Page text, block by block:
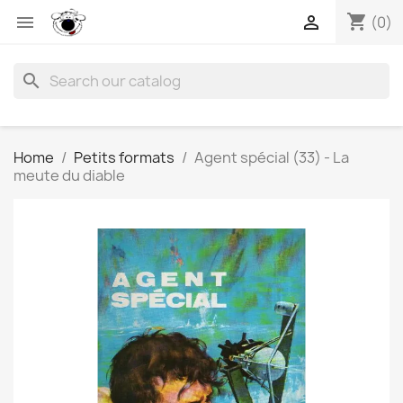
 shopping_cart (0)

search
Home Petits formats
Agent spécial (33) - La
meute du diable